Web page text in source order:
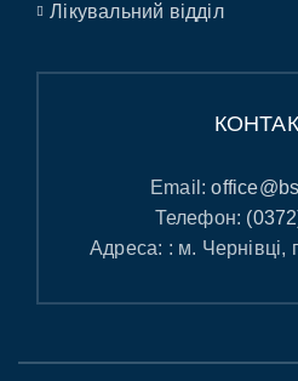
Лікувальний відділ
Email:
Телефон:
Адреса: : м. Чернівці,